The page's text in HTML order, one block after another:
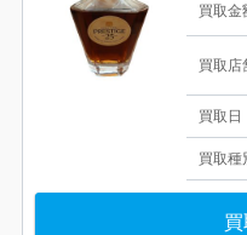
買取金
買取店
買取日
買取種